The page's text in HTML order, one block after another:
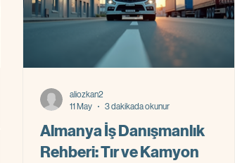
Almanya İş Danışmanlık
Rehberi: Tır ve Kamyon
aliozkan2
11 May
3 dakikada okunur